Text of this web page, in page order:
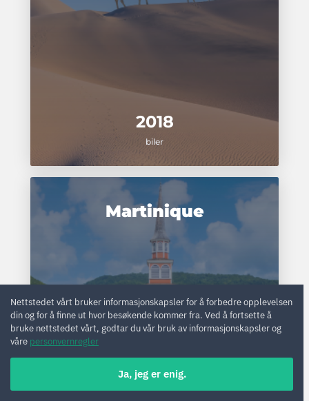
2018
biler
14
biler
Martinique
Nettstedet vårt bruker informasjonskapsler for å forbedre opplevelsen
din og for å finne ut hvor besøkende kommer fra. Ved å fortsette å
bruke nettstedet vårt, godtar du vår bruk av informasjonskapsler og
våre personvernregler
Ja, jeg er enig.